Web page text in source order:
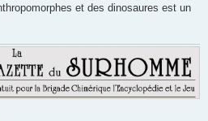
et des dinosaures est un